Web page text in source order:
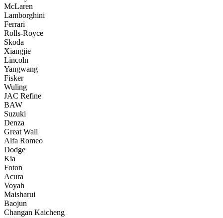
McLaren
Lamborghini
Ferrari
Rolls-Royce
Skoda
Xiangjie
Lincoln
Yangwang
Fisker
Wuling
JAC Refine
BAW
Suzuki
Denza
Great Wall
Alfa Romeo
Dodge
Kia
Foton
Acura
Voyah
Maisharui
Baojun
Changan Kaicheng